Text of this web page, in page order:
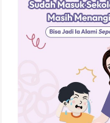
Terbarunya